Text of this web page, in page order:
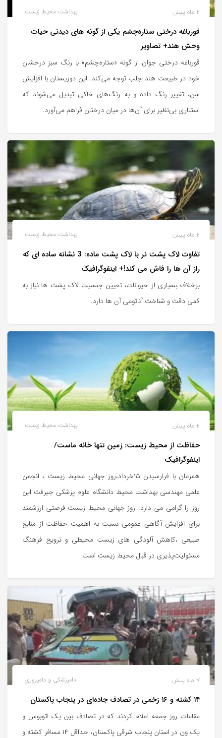
بهداشت محیط زیست 2 ماه پیش
قورباغه درختی ستاره‌چشم یکی از گونه های دیدنی حیات
وحش هند+ تصاویر
قورباغه درختی جوان از گونه «ستاره‌چشم» با رنگ سبز درخشان
خود در طبیعت هند جلب توجه می‌کند. این دوزیستان با افزایش
سن، تغییر رنگ داده و به رنگ‌های خاکی تبدیل می‌شوند که
استتاری بی‌نظیر برای آن‌ها در میان درختان فراهم می‌آورد.
بهداشت محیط زیست 2 ماه پیش
تفاوت لاک پشت نر با لاک پشت ماده: 3 نشانه ساده ای که
راز آن ها را فاش می کند!+ اینفوگرافیک
برخلاف بسیاری از حیوانات، تعیین جنسیت لاک پشت ها نیاز به
کمی دقت و شناخت آناتومی آن ها دارد.
بهداشت محیط زیست 2 ماه پیش
حفاظت از محیط زیست: زمین تنها خانه ماست/
اینفوگرافیک
همزمان با فرارسیدن ۱۵خرداد،روز جهانی محیط زیست ، انجمن
علمی مهندسی بهداشت محیط دانشگاه علوم پزشکی جیرفت این
روز را گرامی می دارد. روز جهانی محیط زیست فرصتی ارزشمند
برای افزایش آگاهی عمومی نسبت به اهمیت حفاظت از منابع
طبیعی ،کاهش آلودگی های زیست محیطی و ترویج فرهنگ
مسئولیت‌پذیری در قبال محیط زیست است.
دامپزشکی و دامپروری 7 ماه پیش
۱۴ کشته و ۱۶ زخمی در تصادف جاده‌ای در پنجاب پاکستان
مقامات روز جمعه اعلام کردند که در تصادف بین یک اتوبوس و
یک ون در استان پنجاب شرقی پاکستان، حداقل ۱۴ مسافر کشته و